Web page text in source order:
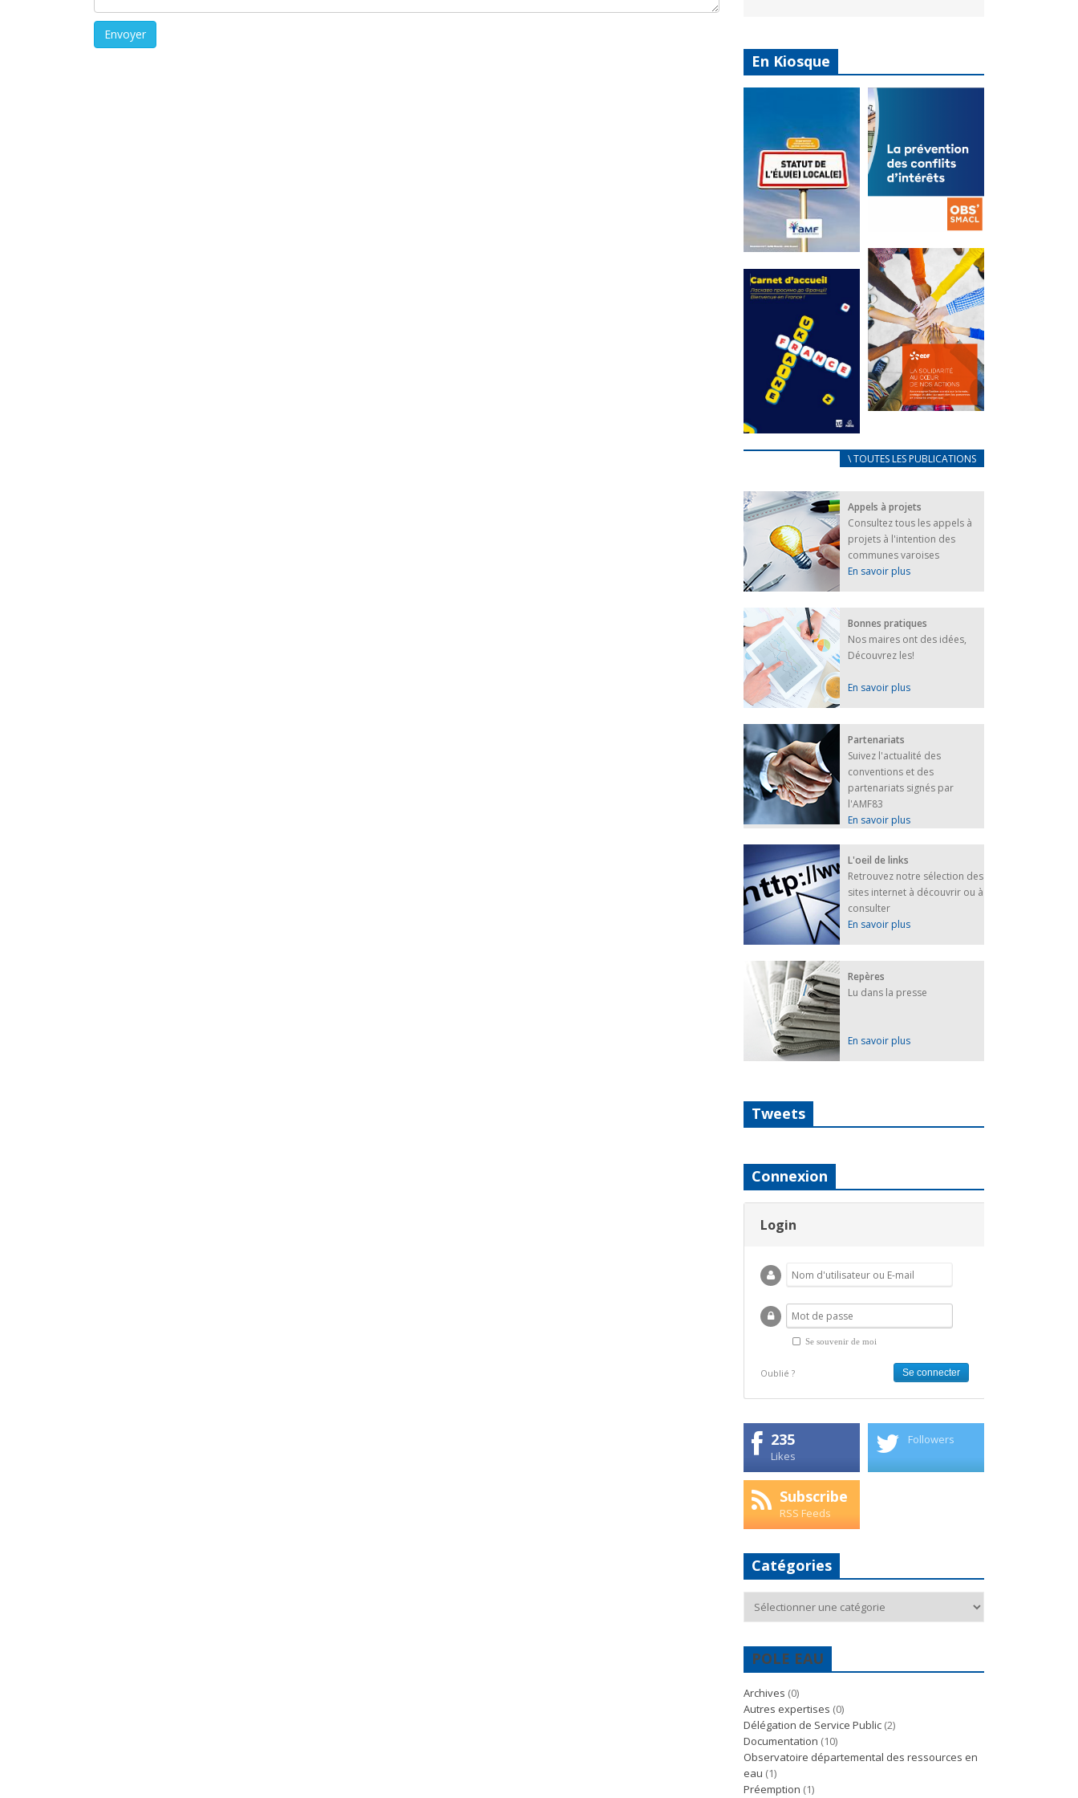
En Kiosque
Statut de
l’élu local
Mise à jour avril
2024
FEUILLETER
La
prévention
des conflits
d’intérêts
18 septembre 2023
FEUILLETER
au coeur de
nos actions
FEUILLETER
FRANÇAIS/UKRAINIEN
25 avril 2022
Afin
d’accompagner
au mieux les
réfugiés
ukrainiens arrivés
en France,...
FEUILLETER
\ TOUTES LES PUBLICATIONS
Appels à projets
Consultez tous les appels à
projets à l'intention des
communes varoises
En savoir plus
Bonnes pratiques
Nos maires ont des idées,
Découvrez les!
En savoir plus
Partenariats
Suivez l'actualité des
conventions et des
partenariats signés par
l'AMF83
En savoir plus
L'oeil de links
Retrouvez notre sélection des
sites internet à découvrir ou à
consulter
En savoir plus
Repères
Lu dans la presse
En savoir plus
Tweets
Connexion
Login
Se souvenir de moi
Oublié ?
235
Likes
Followers
Subscribe
RSS Feeds
Catégories
POLE EAU
Archives (0)
Autres expertises (0)
Délégation de Service Public (2)
Documentation (10)
Observatoire départemental des ressources en
eau (1)
Préemption (1)